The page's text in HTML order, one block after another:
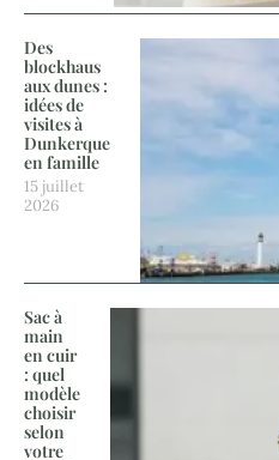
Des
blockhaus
aux dunes :
idées de
visites à
Dunkerque
en famille
15 juillet
2026
Sac à
main
en cuir
: quel
modèle
choisir
selon
votre